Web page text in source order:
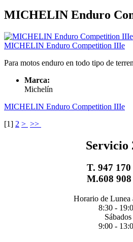
MICHELIN Enduro
MICHELIN Enduro Competition IIIe
Para motos enduro en todo tipo de
Marca:
Michelín
MICHELIN Enduro Competition IIIe
[1] 2 > >>
Servicio
T. 947 170
M.608 908
Horario de Lunea
8:30 -
Sábados
9:00 -